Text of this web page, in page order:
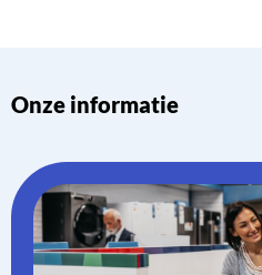
Onze informatie